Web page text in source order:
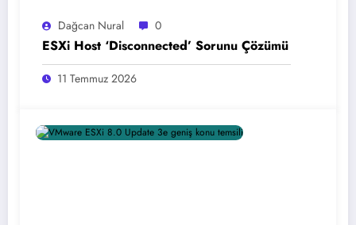
Dağcan Nural 0
ESXi Host ‘Disconnected’ Sorunu Çözümü
11 Temmuz 2026